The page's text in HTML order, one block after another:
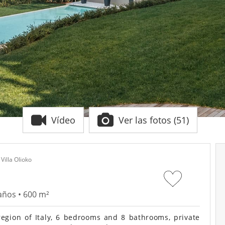
Vídeo Ver las fotos (51)
Villa Olioko
• 600 m²
of Italy, 6 bedrooms and 8 bathrooms, private